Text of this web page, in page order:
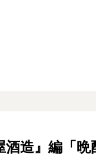
造』編「晩